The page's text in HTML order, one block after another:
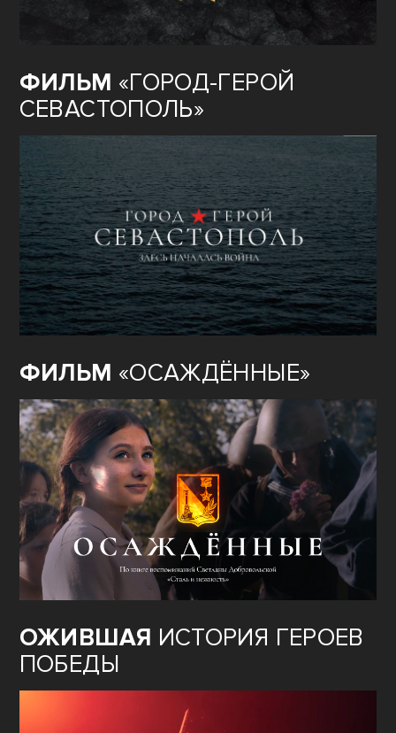
ФИЛЬМ «ГОРОД-ГЕРОЙ
СЕВАСТОПОЛЬ»
ФИЛЬМ «ОСАЖДЁННЫЕ»
ОЖИВШАЯ ИСТОРИЯ ГЕРОЕВ
ПОБЕДЫ